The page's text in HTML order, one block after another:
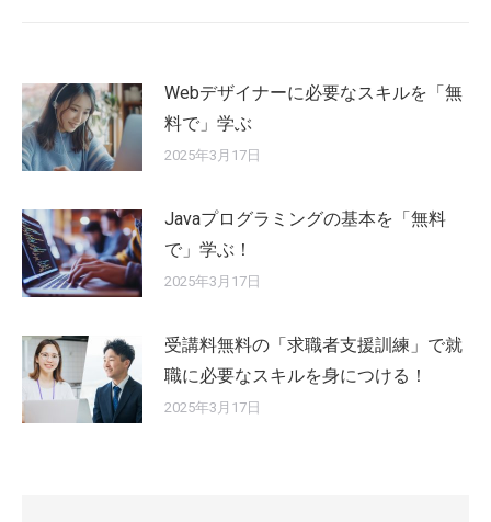
Webデザイナーに必要なスキルを「無
料で」学ぶ
2025年3月17日
Javaプログラミングの基本を「無料
で」学ぶ！
2025年3月17日
受講料無料の「求職者支援訓練」で就
職に必要なスキルを身につける！
2025年3月17日